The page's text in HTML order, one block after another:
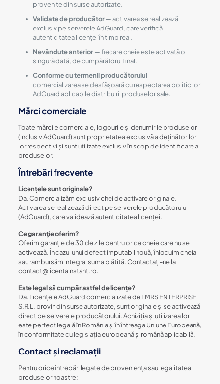
provenite din surse autorizate.
Validate de producător— activarea se realizează
exclusiv pe serverele AdGuard, care verifică
autenticitatea licenței în timp real.
Nevândute anterior— fiecare cheie este activată o
singură dată, de cumpărătorul final.
Conforme cu termenii producătorului—
comercializarea se desfășoară cu respectarea politicilor
AdGuard aplicabile distribuirii produselor sale.
Mărci comerciale
Toate mărcile comerciale, logourile și denumirile produselor
(inclusiv AdGuard) sunt proprietatea exclusivă a deținătorilor
lor respectivi și sunt utilizate exclusiv în scop de identificare a
produselor.
Întrebări frecvente
Licențele sunt originale?
Da. Comercializăm exclusiv chei de activare originale.
Activarea se realizează direct pe serverele producătorului
(AdGuard), care validează autenticitatea licenței.
Ce garanție oferim?
Oferim garanție de 30 de zile pentru orice cheie care nu se
activează. În cazul unui defect imputabil nouă, înlocuim cheia
sau rambursăm integral suma plătită. Contactați-ne la
contact@licentainstant.ro.
Este legal să cumpăr astfel de licențe?
Da. Licențele AdGuard comercializate de LMRS ENTERPRISE
S.R.L. provin din surse autorizate, sunt originale și se activează
direct pe serverele producătorului. Achiziția și utilizarea lor
este perfect legală în România și în întreaga Uniune Europeană,
în conformitate cu legislația europeană și română aplicabilă.
Contact și reclamații
Pentru orice întrebări legate de proveniența sau legalitatea
produselor noastre: